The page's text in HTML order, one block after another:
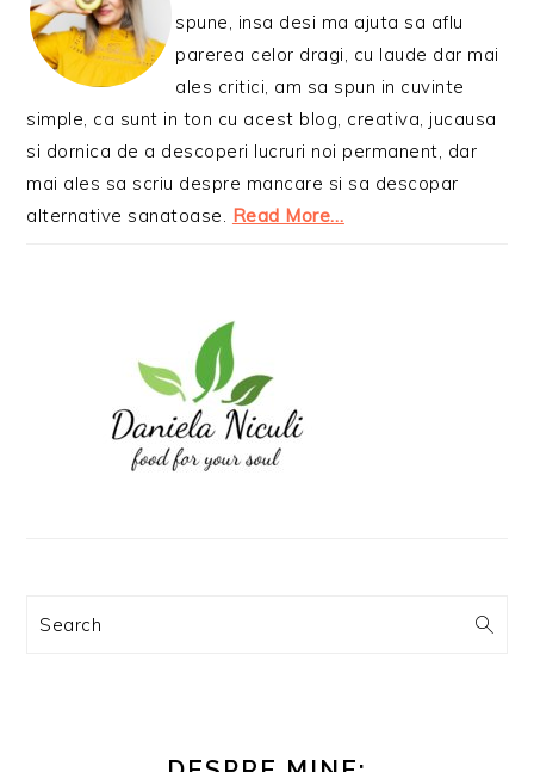
spune, insa desi ma ajuta sa aflu
parerea celor dragi, cu laude dar mai
ales critici, am sa spun in cuvinte
simple, ca sunt in ton cu acest blog, creativa, jucausa
si dornica de a descoperi lucruri noi permanent, dar
mai ales sa scriu despre mancare si sa descopar
alternative sanatoase. Read More…
Search